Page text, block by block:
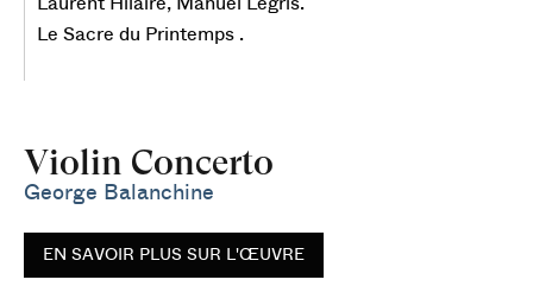
Le Sacre du Printemps .
Violin Concerto
George Balanchine
EN SAVOIR PLUS SUR L'ŒUVRE